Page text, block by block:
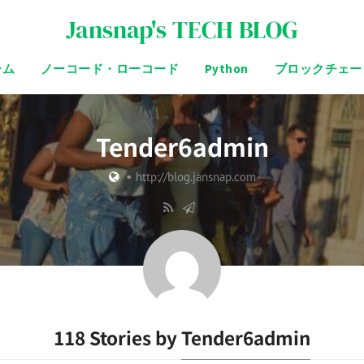
Jansnap's TECH BLOG
ノーコード・ローコード Python ブロックチェ
Tender6admin
• http://blog.jansnap.com
118 Stories byTender6admin